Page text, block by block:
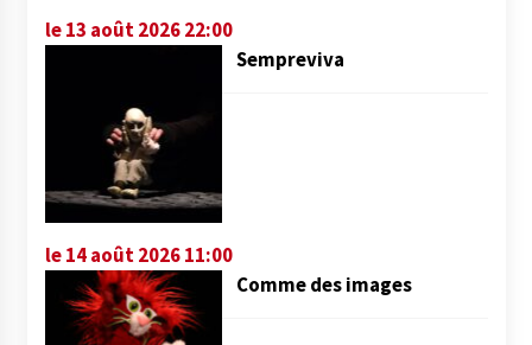
le 13 août 2026 22:00
Sempreviva
le 14 août 2026 11:00
Comme des images